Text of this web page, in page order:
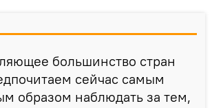
большинство стран
сейчас самым
образом наблюдать за тем,